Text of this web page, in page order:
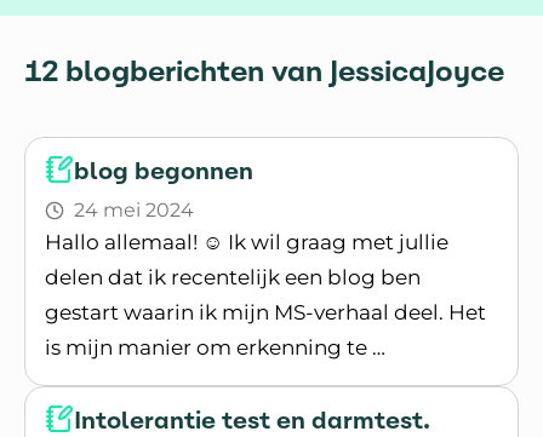
12 blogberichten van JessicaJoyce
blog begonnen
24 mei 2024
Hallo allemaal! ☺️ Ik wil graag met jullie
delen dat ik recentelijk een blog ben
gestart waarin ik mijn MS-verhaal deel. Het
is mijn manier om erkenning te …
Lees blogpost
Intolerantie test en darmtest.